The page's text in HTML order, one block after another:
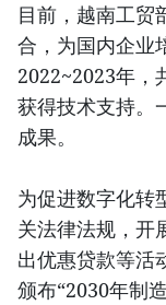
目前，越南工贸
合，为国内企业
2022~2023年，
获得技术支持。
成果。
为促进数字化转
关法律法规，开
出优惠贷款等活
颁布“2030年制